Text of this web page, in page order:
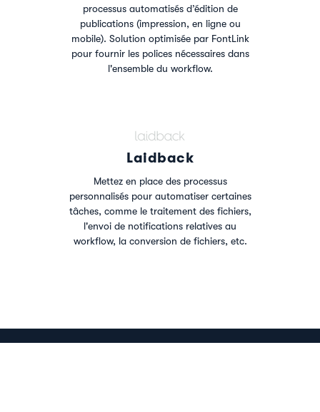
processus automatisés d’édition de
publications (impression, en ligne ou
mobile). Solution optimisée par FontLink
pour fournir les polices nécessaires dans
l'ensemble du workflow.
Laidback
Mettez en place des processus
personnalisés pour automatiser certaines
tâches, comme le traitement des fichiers,
l'envoi de notifications relatives au
workflow, la conversion de fichiers, etc.